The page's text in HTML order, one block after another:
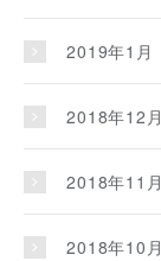
2019年1月
2018年12月
2018年11月
2018年10月